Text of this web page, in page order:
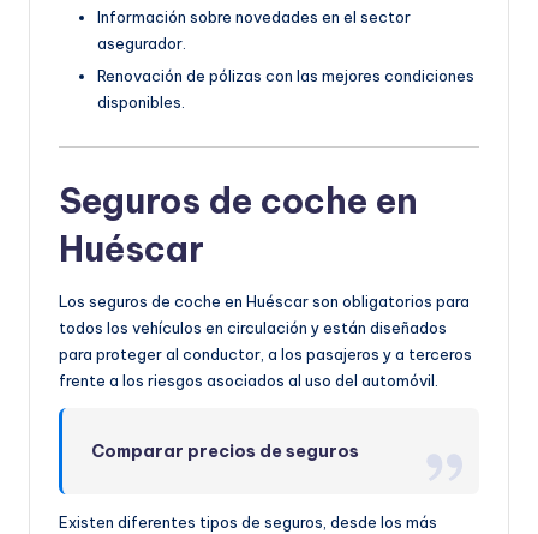
Información sobre novedades en el sector
asegurador.
Renovación de pólizas con las mejores condiciones
disponibles.
Seguros de coche en
Huéscar
Los seguros de coche en Huéscar son obligatorios para
todos los vehículos en circulación y están diseñados
para proteger al conductor, a los pasajeros y a terceros
frente a los riesgos asociados al uso del automóvil.
Comparar precios de seguros
Existen diferentes tipos de seguros, desde los más